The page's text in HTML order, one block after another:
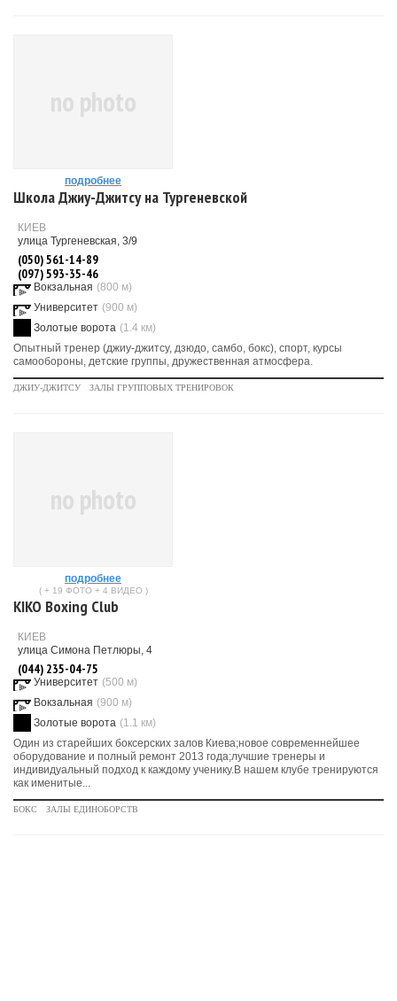
no photo
подробнее
Школа Джиу-Джитсу на Тургеневской
КИЕВ
улица Тургеневская, 3/9
(050) 561-14-89
(097) 593-35-46
Вокзальная (800 м)
Университет (900 м)
Золотые ворота (1.4 км)
Опытный тренер (джиу-джитсу, дзюдо, самбо, бокс), спорт, курсы
самообороны, детские группы, дружественная атмосфера.
ДЖИУ-ДЖИТСУ ЗАЛЫ ГРУППОВЫХ ТРЕНИРОВОК
no photo
подробнее
( + 19 ФОТО + 4 ВИДЕО )
KIKO Boxing Club
КИЕВ
улица Симона Петлюры, 4
(044) 235-04-75
Университет (500 м)
Вокзальная (900 м)
Золотые ворота (1.1 км)
Один из старейших боксерских залов Киева;новое современнейшее
оборудование и полный ремонт 2013 года;лучшие тренеры и
индивидуальный подход к каждому ученику.В нашем клубе тренируются
как именитые...
БОКС ЗАЛЫ ЕДИНОБОРСТВ